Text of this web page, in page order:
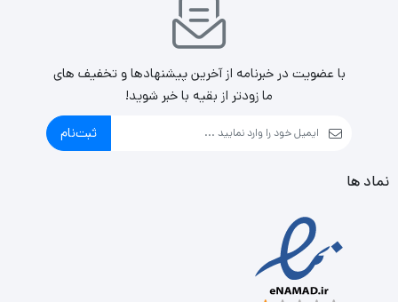
با عضویت در خبرنامه از آخرین پیشنهادها و تخفیف های
ما زودتر از بقیه با خبر شوید!
ثبت‌نام
نماد ها